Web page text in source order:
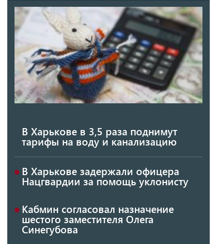
В Харькове в 3,5 раза поднимут
тарифы на воду и канализацию
В Харькове задержали офицера
Нацгвардии за помощь уклонисту
Кабмин согласовал назначение
шестого заместителя Олега
Синегубова